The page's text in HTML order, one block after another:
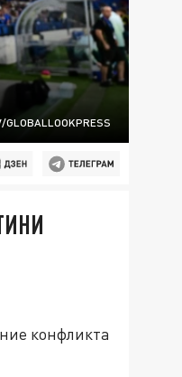
конфликта